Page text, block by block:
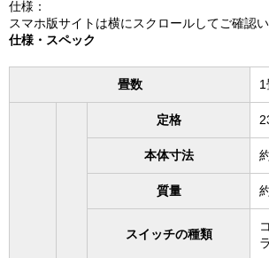
仕様：
スマホ版サイトは横にスクロールしてご確認い
仕様・スペック
畳数 1
定格
本体寸法
質量
スイッチの種類